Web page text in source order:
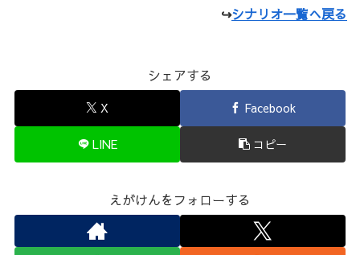
↪シナリオ一覧へ戻る
シェアする
X Facebook
LINE コピー
えがけんをフォローする